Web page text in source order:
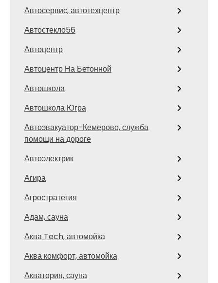
Автосервис, автотехцентр
Автостекло56
Автоцентр
Автоцентр На Бетонной
Автошкола
Автошкола Югра
Автоэвакуатор-Кемерово, служба
помощи на дороге
Автоэлектрик
Агира
Агростратегия
Адам, сауна
Аква Tech, автомойка
Аква комфорт, автомойка
Акватория, сауна